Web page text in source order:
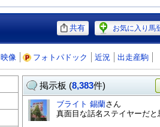
共有 お気に入り馬
像 フォトパドック 近況 出走産駒
掲示板 (8,383件)
ブライト 錫蘭さん